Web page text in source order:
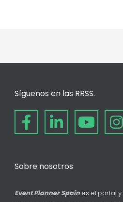
Síguenos en las RRSS.
Sobre nosotros
Event Planner Spain es el portal